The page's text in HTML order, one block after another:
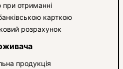
при отриманні
карткою
розрахунок
продукція